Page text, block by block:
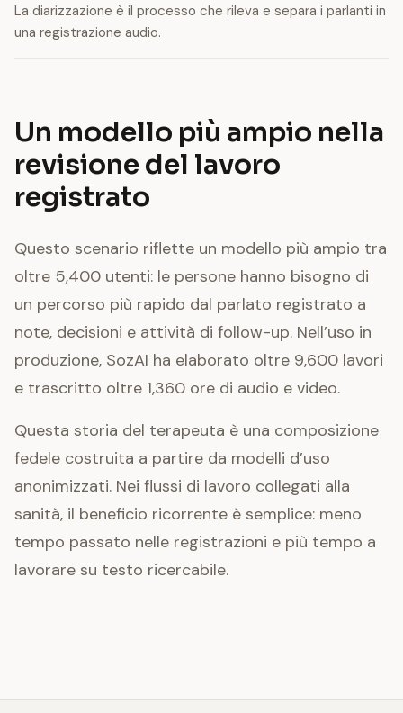
La diarizzazione è il processo che rileva e separa i parlanti in
una registrazione audio.
Un modello più ampio nella
revisione del lavoro
registrato
Questo scenario riflette un modello più ampio tra
oltre 5,400 utenti: le persone hanno bisogno di
un percorso più rapido dal parlato registrato a
note, decisioni e attività di follow-up. Nell’uso in
produzione, SozAI ha elaborato oltre 9,600 lavori
e trascritto oltre 1,360 ore di audio e video.
Questa storia del terapeuta è una composizione
fedele costruita a partire da modelli d’uso
anonimizzati. Nei flussi di lavoro collegati alla
sanità, il beneficio ricorrente è semplice: meno
tempo passato nelle registrazioni e più tempo a
lavorare su testo ricercabile.